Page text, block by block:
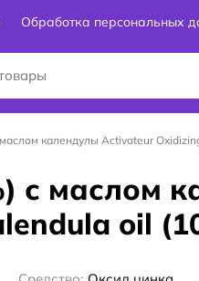
Обработка персональных
календулы Activateur
с маслом
oil